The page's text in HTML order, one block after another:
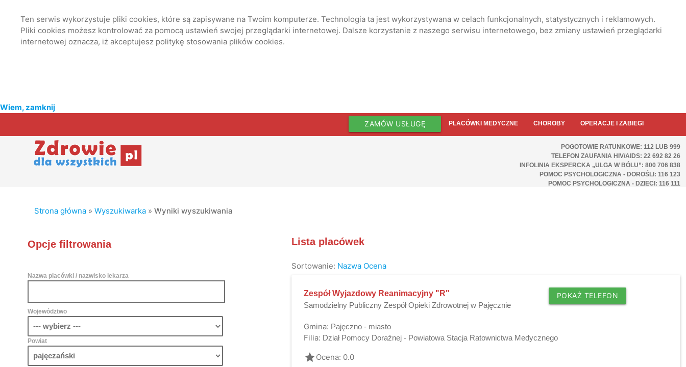
Ten serwis wykorzystuje pliki cookies, które są zapisywane na Twoim komputerze. Technologia ta jest wykorzystywana w celach funkcjonalnych, statystycznych i reklamowych.
Pliki cookies możesz kontrolować za pomocą ustawień swojej przeglądarki internetowej. Dalsze korzystanie z naszego serwisu internetowego, bez zmiany ustawień przeglądarki
internetowej oznacza, iż akceptujesz politykę stosowania plików cookies.
Wiem, zamknij
ZAMÓW USŁUGĘ PLACÓWKI MEDYCZNE CHOROBY OPERACJE I ZABIEGI
POGOTOWIE RATUNKOWE: 112 LUB 999
TELEFON ZAUFANIA HIV/AIDS: 22 692 82 26
INFOLINIA EKSPERCKA „ULGA W BÓLU”: 800 706 838
POMOC PSYCHOLOGICZNA - DOROŚLI: 116 123
POMOC PSYCHOLOGICZNA - DZIECI: 116 111
Strona główna »Wyszukiwarka »Wyniki wyszukiwania
Opcje filtrowania
Nazwa placówki / nazwisko lekarza
Województwo
Powiat
Lista placówek
Sortowanie: Nazwa Ocena
Zespół Wyjazdowy Reanimacyjny "R"
Samodzielny Publiczny Zespół Opieki Zdrowotnej w Pajęcznie
POKAŻ TELEFON
Gmina: Pajęczno - miasto
Filia: Dział Pomocy Doraźnej - Powiatowa Stacja Ratownictwa Medycznego
gradeOcena: 0.0